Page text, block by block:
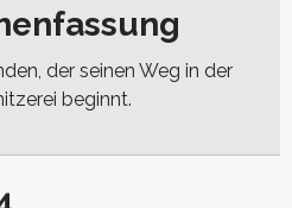
der seinen Weg in der
beginnt.